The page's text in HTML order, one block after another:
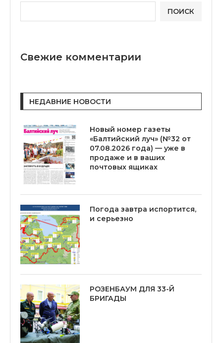
ПОИСК
Свежие комментарии
НЕДАВНИЕ НОВОСТИ
Новый номер газеты
«Балтийский луч» (№32 от
07.08.2026 года) — уже в
продаже и в ваших
почтовых ящиках
Погода завтра испортится,
и серьезно
РОЗЕНБАУМ ДЛЯ 33-Й
БРИГАДЫ